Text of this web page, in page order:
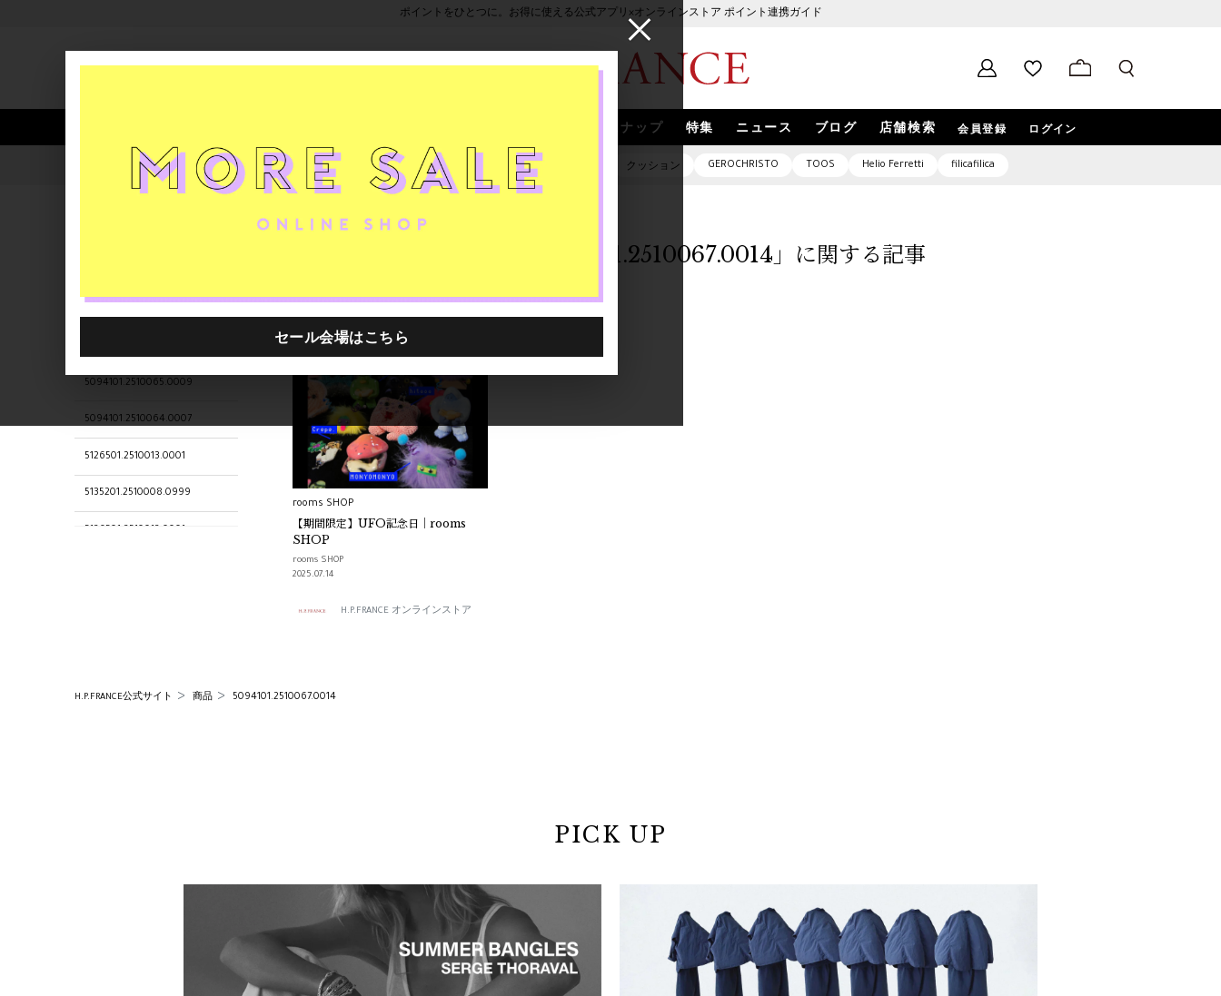
ポイントをひとつに。お得に使える公式アプリ×オンラインストア ポイント連携ガイド
スナップ 特集 ニュース ブログ 店舗検索 会員登録 ログイン
人気ワード セール 40th限定 ピアス バッグ クッション GEROCHRISTO TOOS Helio Ferretti filicafilica
5094101.2510065.0009
5094101.2510064.0007
5126501.2510013.0001
5135201.2510008.0999
「5094101.2510067.0014」に関する記事
rooms SHOP
【期間限定】UFO記念日｜rooms
SHOP
rooms SHOP
2025.07.14
H.P.FRANCE オンラインストア
H.P.FRANCE公式サイト 商品 5094101.2510067.0014
PICK UP